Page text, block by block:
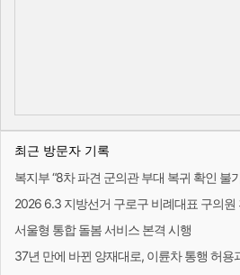
최근 방문자 기록
복지부 “8차 파견 군의관 부대 복귀 확인 불
2026 6.3 지방선거 구로구 비례대표 구의원
서울형 통합 돌봄 서비스 본격 시행
37년 만에 바뀐 양재대로, 이륜차 통행 허용